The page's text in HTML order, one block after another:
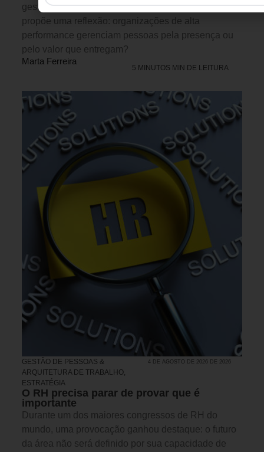
gestão, colaboração e produtividade. O artigo
propõe uma reflexão: organizações de alta
performance gerenciam pessoas pela presença ou
pelo valor que entregam?
Marta Ferreira
5 MINUTOS MIN DE LEITURA
GESTÃO DE PESSOAS &
ARQUITETURA DE TRABALHO,
ESTRATÉGIA
4 DE AGOSTO DE 2026 DE 2026
O RH precisa parar de provar que é
importante
Durante um dos maiores congressos de RH do
mundo, uma provocação ganhou destaque: o futuro
da área não será definido por sua capacidade de